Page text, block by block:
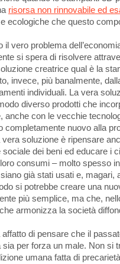
risorsa non rinnovabile ed
ecologiche che questo
il vero problema
si spera di risolvere
creatrice qual è la
invece, più banalmente,
individuali. La vera
diverso prodotti che
anche con le vecchie
completamente nuovo alla
vera soluzione è ripensare
sociale dei beni ed educare i
consumi – molto spesso
già stati usati e, magari,
si potrebbe creare una
più semplice, ma che,
armonizza la società
affatto di pensare che il
sia per forza un male. Non si
umana fatta di